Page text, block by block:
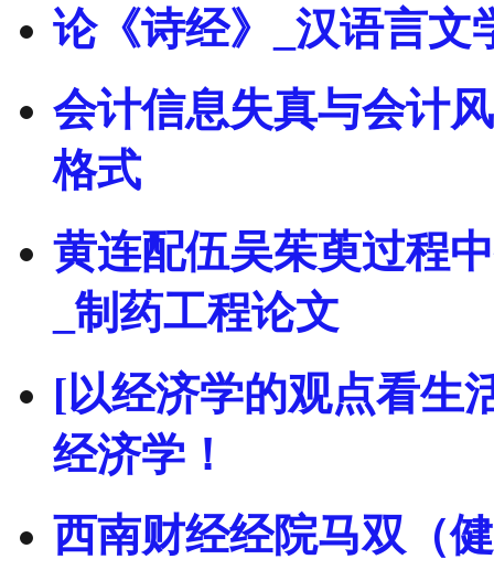
论《诗经》_汉语言文
会计信息失真与会计
格式
黄连配伍吴茱萸过程
_制药工程论文
[以经济学的观点看生
经济学！
西南财经经院马双（